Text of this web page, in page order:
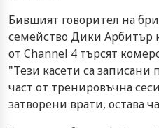
Бившият говорител на
семейство Дики Арбитър
от Channel 4 търсят
"Тези касети са записани
част от тренировъчна
затворени врати, остава